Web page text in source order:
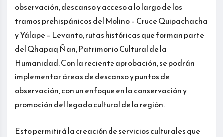
observación, descanso y acceso a lo largo de los
tramos prehispánicos del Molino – Cruce Quipachacha
y Yálape – Levanto, rutas históricas que forman parte
del Qhapaq Ñan, Patrimonio Cultural de la
Humanidad. Con la reciente aprobación, se podrán
implementar áreas de descanso y puntos de
observación, con un enfoque en la conservación y
promoción del legado cultural de la región.
Esto permitirá la creación de servicios culturales que